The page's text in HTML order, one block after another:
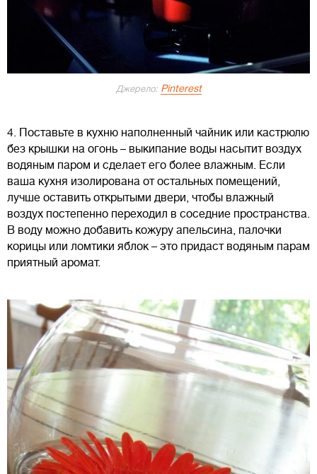
Джерело: Pinterest
4. Поставьте в кухню наполненный чайник или кастрюлю
без крышки на огонь – выкипание воды насытит воздух
водяным паром и сделает его более влажным. Если
ваша кухня изолирована от остальных помещений,
лучше оставить открытыми двери, чтобы влажный
воздух постепенно переходил в соседние пространства.
В воду можно добавить кожуру апельсина, палочки
корицы или ломтики яблок – это придаст водяным парам
приятный аромат.